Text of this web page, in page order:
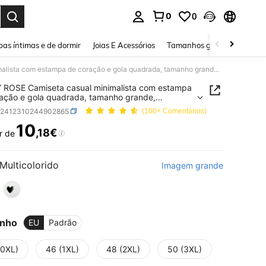
0 0
íntimas e de dormir Joias E Acessórios Tamanhos grandes
EMERY ROSE Camiseta casual minimalista com estampa de coração e gola quadrada, tamanho grande, adequada para primavera e outono
ROSE Camiseta casual minimalista com estampa
e gola quadrada, tamanho grande,
para primavera e outono
(100+ Comentários)
AND AVAILABILITY
de10,18€
Multicolorido Imagem grande
EU Padrão
46 (1XL) 48 (2XL) 50 (3XL)